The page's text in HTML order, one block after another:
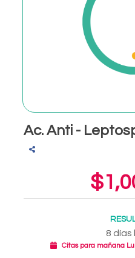
Ac. Anti -
8 días
Citas para mañana